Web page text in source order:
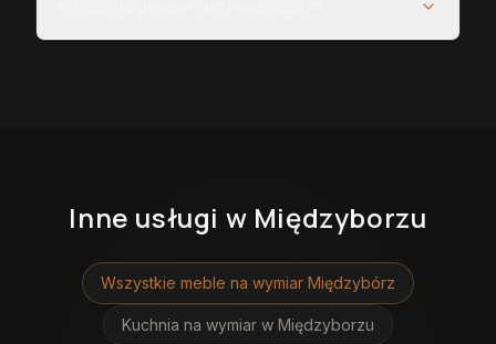
Inne usługi w Międzyborzu
Wszystkie meble na wymiar Międzybórz
Kuchnia na wymiar w Międzyborzu